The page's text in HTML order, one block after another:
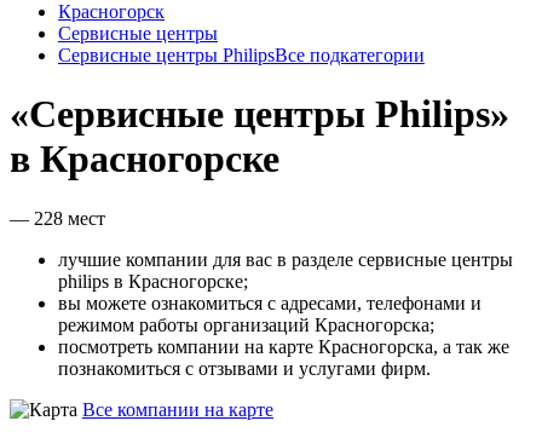
Красногорск
Сервисные центры
Сервисные центры PhilipsВсе подкатегории
«Сервисные центры Philips»
в Красногорске
— 228 мест
лучшие компании для вас в разделе сервисные центры
philips в Красногорске;
вы можете ознакомиться с адресами, телефонами и
режимом работы организаций Красногорска;
посмотреть компании на карте Красногорска, а так же
познакомиться с отзывами и услугами фирм.
Все компании на карте